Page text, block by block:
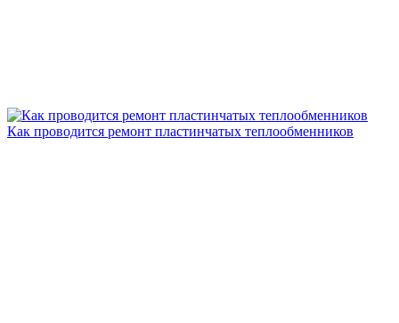
Как проводится ремонт пластинчатых теплообменников